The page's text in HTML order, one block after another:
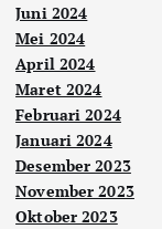
Juni 2024
Mei 2024
April 2024
Maret 2024
Februari 2024
Januari 2024
Desember 2023
November 2023
Oktober 2023